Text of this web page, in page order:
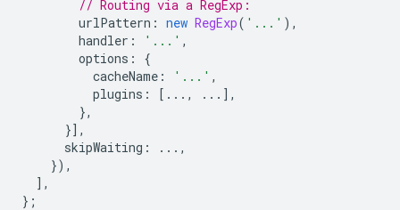
// Routing via a RegExp:
urlPattern : new RegExp( '...' ),
handler : '...' ,
options :
{
cacheName : '...' ,
plugins : [...,
...],
},
}],
skipWaiting :
...,
}),
],
};